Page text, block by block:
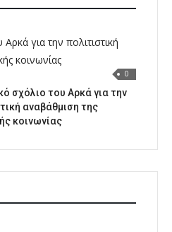
0
σχόλιο του Αρκά για την
αναβάθμιση της
κοινωνίας